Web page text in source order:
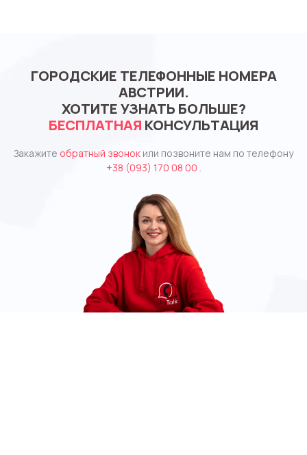
ГОРОДСКИЕ ТЕЛЕФОННЫЕ НОМЕРА
АВСТРИИ.
ХОТИТЕ УЗНАТЬ БОЛЬШЕ?
БЕСПЛАТНАЯ КОНСУЛЬТАЦИЯ
Закажите обратный звонок или позвоните нам по телефону
+38 (093) 170 08 00 .